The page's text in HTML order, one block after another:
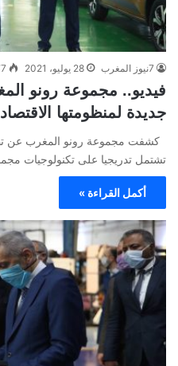
7نيوز المغرب 28 يوليو، 2021
فيديو.. مجموعة رونو
جديدة لمنظومتها
كشفت مجموعة رونو المغرب عن
تشتمل تدريجيا على تكنولوجيات
أكمل القراءة »